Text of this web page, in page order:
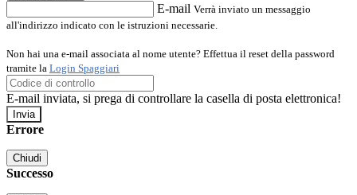
E-mail Verrà inviato un messaggio
all'indirizzo indicato con le istruzioni necessarie.
Non hai una e-mail associata al nome utente? Effettua il reset della password
tramite la Login Spaggiari
E-mail inviata, si prega di controllare la casella di posta elettronica!
Errore
Chiudi
Successo